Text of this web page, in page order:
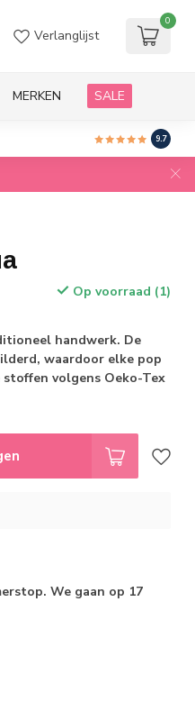
Verlanglijst
0
MERKEN SALE
9.7
Op voorraad (1)
handwerk. De
waardoor elke pop
volgens Oeko-Tex
We gaan op 17